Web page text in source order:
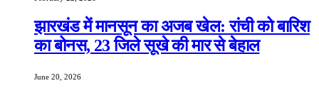
झारखंड में मानसून का अजब खेल: रांची को बारिश
का बोनस, 23 जिले सूखे की मार से बेहाल
June 20, 2026